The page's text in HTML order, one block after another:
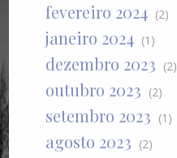
fevereiro 2024 (2)
janeiro 2024 (1)
dezembro 2023 (2)
outubro 2023 (2)
setembro 2023 (1)
agosto 2023 (2)